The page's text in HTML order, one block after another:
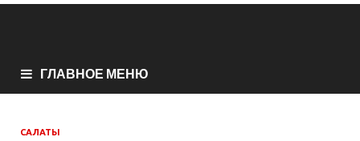
ГЛАВНОЕ МЕНЮ
САЛАТЫ